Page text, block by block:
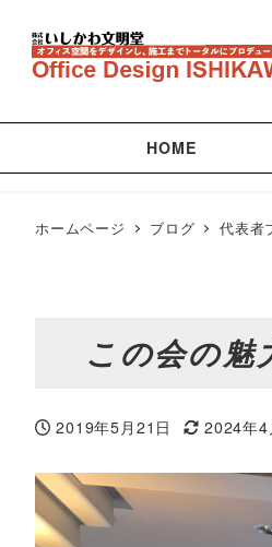
HOME
ホームページ ブログ 代表者
この会の魅
投稿日
2019年5月21日
更新日
2024年4